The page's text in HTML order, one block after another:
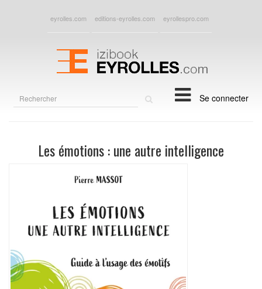
eyrolles.com editions-eyrolles.com eyrollespro.com
Se connecter
Les émotions : une autre intelligence